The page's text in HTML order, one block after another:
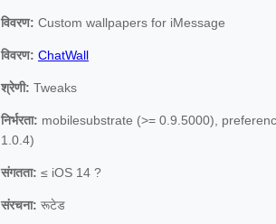
विवरण: Custom wallpapers for iMessage
विवरण: ChatWall
श्रेणी: Tweaks
निर्भरता: mobilesubstrate (>= 0.9.5000),
1.0.4)
संगतता: ≤ iOS 14 ?
संरचना: रूटेड